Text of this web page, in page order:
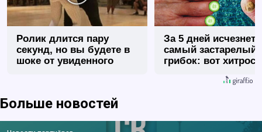
Ролик длится пару
секунд, но вы будете в
шоке от увиденного
За 5 дней исчезнет
самый застарелый
грибок: вот
Больше новостей